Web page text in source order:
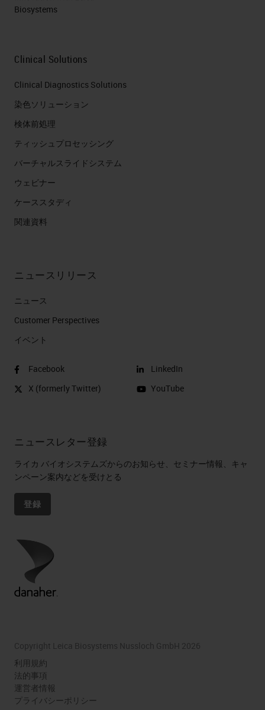
Biosystems
Clinical Solutions
Clinical Diagnostics Solutions
染色ソリューション
検体前処理
ティッシュプロセッシング
バーチャルスライドシステム
ウェビナー
ケーススタディ
関連資料
ニュースリリース
ニュース
Customer Perspectives​
イベント
Facebook
X (formerly Twitter)
LinkedIn
YouTube
ニュースレター登録
ライカ バイオシステムズからのお知らせ、セミナー情報、キャ
ンペーン案内などを受けとる
登録
Copyright Leica Biosystems Nussloch GmbH 2026
利用規約
法的事項
運営者情報
プライバシーポリシー